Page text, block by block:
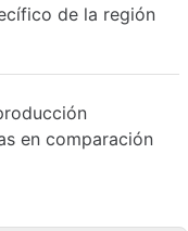
de la región
en comparación